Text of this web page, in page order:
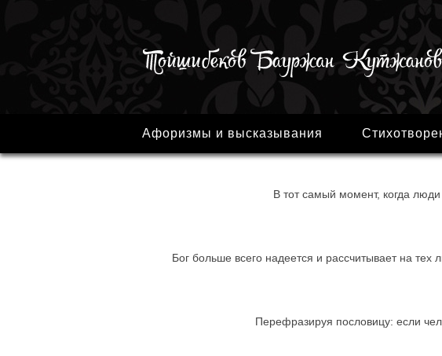
Афоризмы и высказывания
В тот самый момент, когда
Бог больше всего надеется и рассчитывает на
Перефразируя пословицу: если